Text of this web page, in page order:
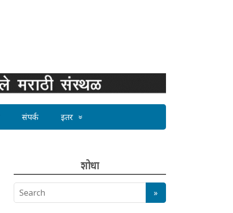
संपर्क इतर
शोधा